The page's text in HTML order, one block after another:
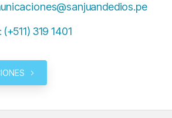
(+511) 319 1401